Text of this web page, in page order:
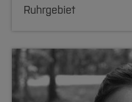
Ruhrgebiet